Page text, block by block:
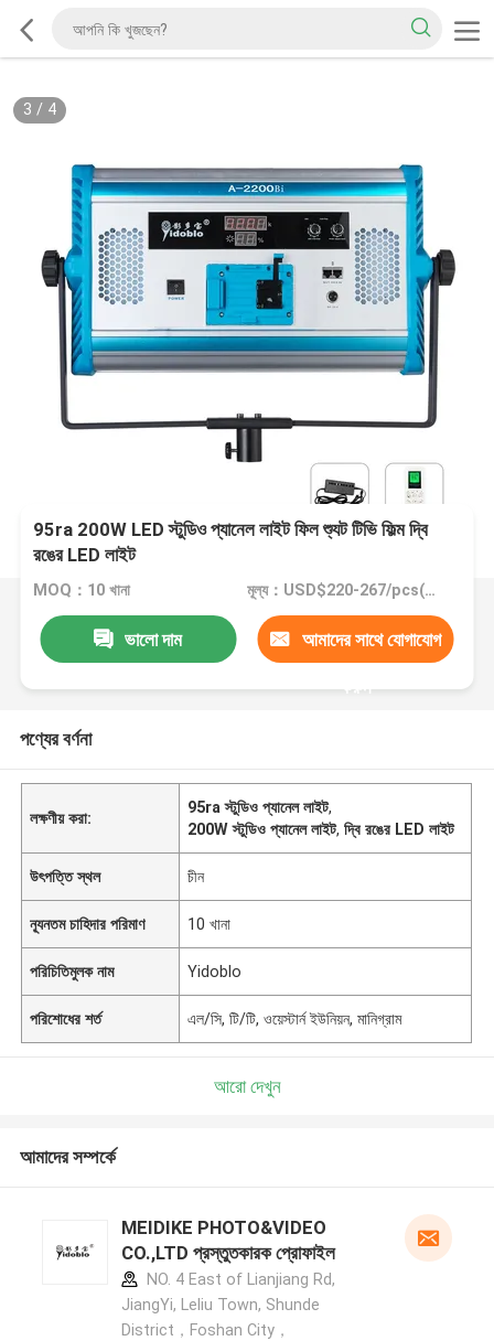
3 / 4
95ra 200W LED স্টুডিও প্যানেল লাইট ফিল শ্যুট টিভি ফিল্ম দ্বি
রঙের LED লাইট
MOQ：10 খানা মূল্য：USD$220-267/pcs(10pcs-100pcs)
ভালো দাম আমাদের সাথে যোগাযোগ
করুন
পণ্যের বর্ণনা
লক্ষণীয় করা:
95ra স্টুডিও প্যানেল লাইট,
200W স্টুডিও প্যানেল লাইট,দ্বি রঙের LED লাইট
উৎপত্তি স্থল চীন
ন্যূনতম চাহিদার পরিমাণ 10 খানা
পরিচিতিমুলক নাম Yidoblo
পরিশোধের শর্ত এল/সি, টি/টি, ওয়েস্টার্ন ইউনিয়ন, মানিগ্রাম
আরো দেখুন
আমাদের সম্পর্কে
MEIDIKE PHOTO&VIDEO
CO.,LTD প্রস্তুতকারক প্রোফাইল
NO. 4 East of Lianjiang Rd,
JiangYi, Leliu Town, Shunde
District，Foshan City，